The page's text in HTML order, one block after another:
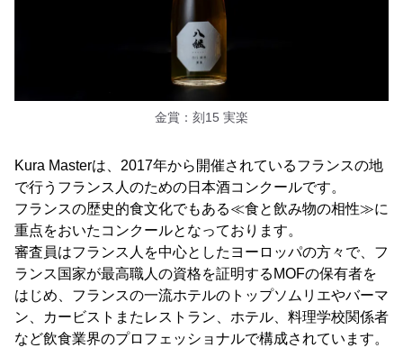
金賞：刻15 実楽
Kura Masterは、2017年から開催されているフランスの地
で行うフランス人のための日本酒コンクールです。
フランスの歴史的食文化でもある≪食と飲み物の相性≫に
重点をおいたコンクールとなっております。
審査員はフランス人を中心としたヨーロッパの方々で、フ
ランス国家が最高職人の資格を証明するMOFの保有者を
はじめ、フランスの一流ホテルのトップソムリエやバーマ
ン、カービストまたレストラン、ホテル、料理学校関係者
など飲食業界のプロフェッショナルで構成されています。